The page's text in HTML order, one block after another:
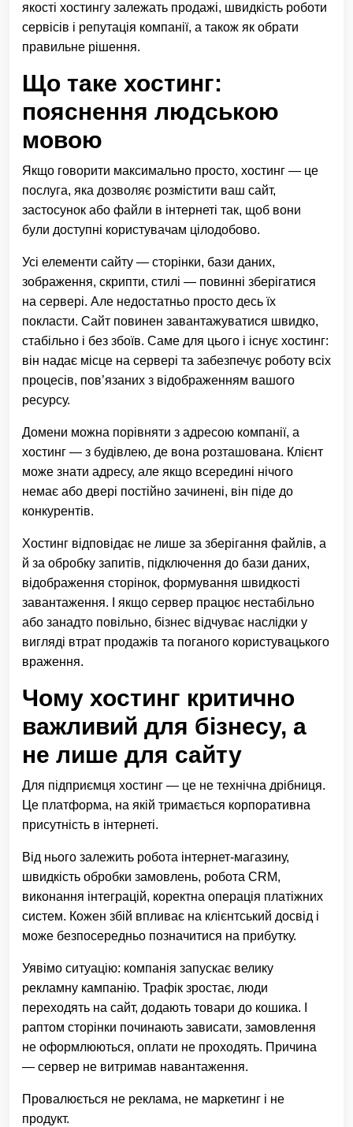
якості хостингу залежать продажі, швидкість роботи
сервісів і репутація компанії, а також як обрати
правильне рішення.
Що таке хостинг:
пояснення людською
мовою
Якщо говорити максимально просто, хостинг — це
послуга, яка дозволяє розмістити ваш сайт,
застосунок або файли в інтернеті так, щоб вони
були доступні користувачам цілодобово.
Усі елементи сайту — сторінки, бази даних,
зображення, скрипти, стилі — повинні зберігатися
на сервері. Але недостатньо просто десь їх
покласти. Сайт повинен завантажуватися швидко,
стабільно і без збоїв. Саме для цього і існує хостинг:
він надає місце на сервері та забезпечує роботу всіх
процесів, пов’язаних з відображенням вашого
ресурсу.
Домени можна порівняти з адресою компанії, а
хостинг — з будівлею, де вона розташована. Клієнт
може знати адресу, але якщо всередині нічого
немає або двері постійно зачинені, він піде до
конкурентів.
Хостинг відповідає не лише за зберігання файлів, а
й за обробку запитів, підключення до бази даних,
відображення сторінок, формування швидкості
завантаження. І якщо сервер працює нестабільно
або занадто повільно, бізнес відчуває наслідки у
вигляді втрат продажів та поганого користувацького
враження.
Чому хостинг критично
важливий для бізнесу, а
не лише для сайту
Для підприємця хостинг — це не технічна дрібниця.
Це платформа, на якій тримається корпоративна
присутність в інтернеті.
Від нього залежить робота інтернет-магазину,
швидкість обробки замовлень, робота CRM,
виконання інтеграцій, коректна операція платіжних
систем. Кожен збій впливає на клієнтський досвід і
може безпосередньо позначитися на прибутку.
Уявімо ситуацію: компанія запускає велику
рекламну кампанію. Трафік зростає, люди
переходять на сайт, додають товари до кошика. І
раптом сторінки починають зависати, замовлення
не оформлюються, оплати не проходять. Причина
— сервер не витримав навантаження.
Провалюється не реклама, не маркетинг і не
продукт.